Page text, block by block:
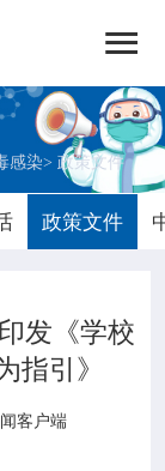

感染>政策文件
政策文件



发《学校
指引》
客户端